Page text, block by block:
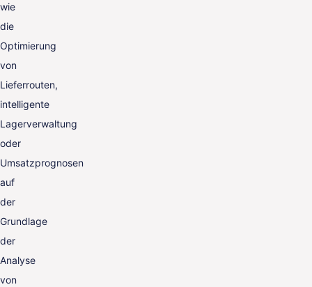
wie
die
Optimierung
von
Lieferrouten,
intelligente
Lagerverwaltung
oder
Umsatzprognosen
auf
der
Grundlage
der
Analyse
von